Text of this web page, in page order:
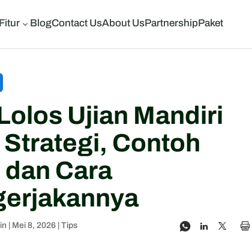
Fitur3 BlogContact UsAbout UsPartnershipPaket
Ujian Mandiri
Strategi, Contoh
Cara
Mei 8, 2026 |Tips